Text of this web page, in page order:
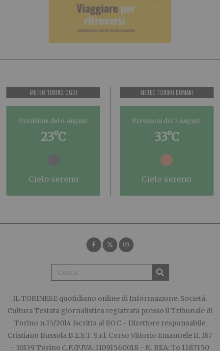
METEO TORINO OGGI
Previsioni del 6 August
23°C
cielo sereno
METEO TORINO DOMANI
Previsioni del 7 August
33°C
cielo sereno
IL TORINESE quotidiano online di Informazione, Società,
Cultura Testata giornalistica registrata presso il Tribunale di
Torino n.15/2014 Iscritta al ROC - Direttore responsabile
Cristiano Bussola B.E.S.T. S.r.l. Corso Vittorio Emanuele II, 167
- 10139 Torino C.F./P.IVA: 11091560018 - N. REA: To 1187150